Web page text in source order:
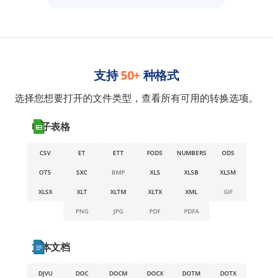
支持50+种格式
选择您想要打开的文件类型，查看所有可用的转换选项。
电子表格
CSV ET ETT FODS NUMBERS ODS
OTS SXC BMP XLS XLSB XLSM
XLSX XLT XLTM XLTX XML GIF
PNG JPG PDF PDFA
文本文档
DJVU DOC DOCM DOCX DOTM DOTX